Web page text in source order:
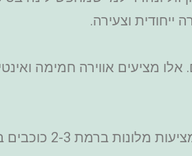
ייחודית וצעירה.
מציעים אווירה חמימה
3 כוכבים במחירים נוחים.